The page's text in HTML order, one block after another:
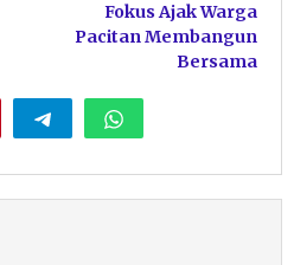
Fokus Ajak Warga
Pacitan Membangun
Bersama